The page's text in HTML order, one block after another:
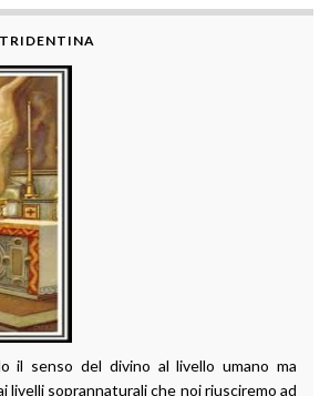
il senso del divino al livello umano ma
livelli soprannaturali che noi riusciremo ad